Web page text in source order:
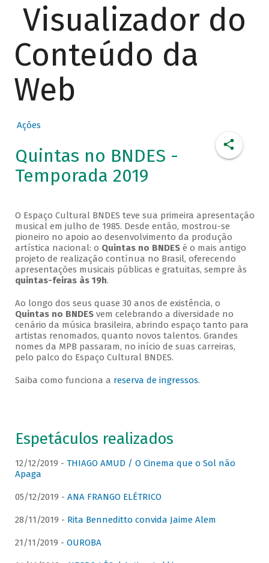
Visualizador do
Conteúdo da
Web
Ações
Quintas no BNDES -
Temporada 2019
O Espaço Cultural BNDES teve sua primeira apresentação
musical em julho de 1985. Desde então, mostrou-se
pioneiro no apoio ao desenvolvimento da produção
artística nacional: o Quintas no BNDESé o mais antigo
projeto de realização contínua no Brasil, oferecendo
apresentações musicais públicas e gratuitas, sempre às
quintas-feiras às 19h.
Ao longo dos seus quase 30 anos de existência, o
Quintas no BNDESvem celebrando a diversidade no
cenário da música brasileira, abrindo espaço tanto para
artistas renomados, quanto novos talentos. Grandes
nomes da MPB passaram, no início de suas carreiras,
pelo palco do Espaço Cultural BNDES.
Saiba como funciona a reserva de ingressos.
Espetáculos realizados
12/12/2019 - THIAGO AMUD / O Cinema que o Sol não
Apaga
05/12/2019 - ANA FRANGO ELÉTRICO
28/11/2019 - Rita Benneditto convida Jaime Alem
21/11/2019 - OUROBA